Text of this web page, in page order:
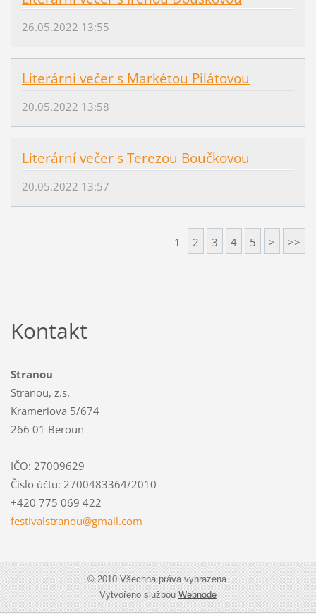
26.05.2022 13:55
Literární večer s Markétou Pilátovou
20.05.2022 13:58
Literární večer s Terezou Boučkovou
20.05.2022 13:57
1 2 3 4 5 > >>
Kontakt
Stranou
Stranou, z.s.
Krameriova 5/674
266 01 Beroun
IČO: 27009629
Číslo účtu: 2700483364/2010
+420 775 069 422
festivalstranou@gmail.com
© 2010 Všechna práva vyhrazena.
Vytvořeno službouWebnode